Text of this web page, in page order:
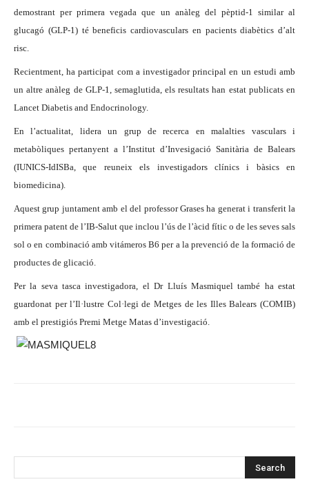
demostrant per primera vegada que un anàleg del pèptid-1 similar al
glucagó (GLP-1) té beneficis cardiovasculars en pacients diabètics d’alt
risc.
Recientment, ha participat com a investigador principal en un estudi amb
un altre anàleg de GLP-1, semaglutida, els resultats han estat publicats en
Lancet Diabetis and Endocrinology.
En l’actualitat, lidera un grup de recerca en malalties vasculars i
metabòliques pertanyent a l’Institut d’Invesigació Sanitària de Balears
(IUNICS-IdISBa, que reuneix els investigadors clínics i bàsics en
biomedicina).
Aquest grup juntament amb el del professor Grases ha generat i transferit la
primera patent de l’IB-Salut que inclou l’ús de l’àcid fític o de les seves sals
sol o en combinació amb vitámeros B6 per a la prevenció de la formació de
productes de glicació.
Per la seva tasca investigadora, el Dr Lluís Masmiquel també ha estat
guardonat per l’Il·lustre Col·legi de Metges de les Illes Balears (COMIB)
amb el prestigiós Premi Metge Matas d’investigació.